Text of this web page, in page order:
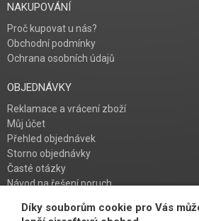
NAKUPOVÁNÍ
Proč kupovat u nás?
Obchodní podmínky
Ochrana osobních údajů
OBJEDNÁVKY
Reklamace a vrácení zboží
Můj účet
Přehled objednávek
Storno objednávky
Časté otázky
Návod na řešení poruch
PŘIHLAŠ SE K ODBĚRU
Díky souborům cookie pro Vás